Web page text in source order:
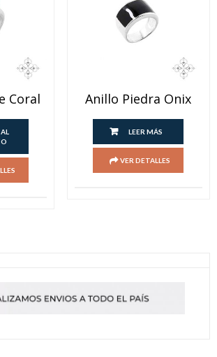
Coral Anillo Piedra Onix
LEER MÁS
VER DETALLES